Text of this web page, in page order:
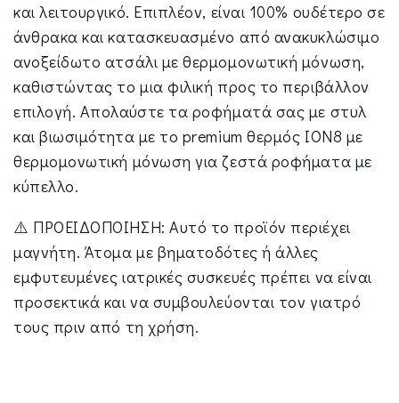
και λειτουργικό. Επιπλέον, είναι 100% ουδέτερο σε
άνθρακα και κατασκευασμένο από ανακυκλώσιμο
ανοξείδωτο ατσάλι με θερμομονωτική μόνωση,
καθιστώντας το μια φιλική προς το περιβάλλον
επιλογή. Απολαύστε τα ροφήματά σας με στυλ
και βιωσιμότητα με το premium θερμός ION8 με
θερμομονωτική μόνωση για ζεστά ροφήματα με
κύπελλο.
⚠️ ΠΡΟΕΙΔΟΠΟΙΗΣΗ: Αυτό το προϊόν περιέχει
μαγνήτη. Άτομα με βηματοδότες ή άλλες
εμφυτευμένες ιατρικές συσκευές πρέπει να είναι
προσεκτικά και να συμβουλεύονται τον γιατρό
τους πριν από τη χρήση.